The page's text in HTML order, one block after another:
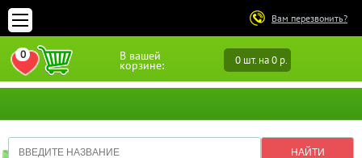
Вам перезвонить?
В вашей
корзине: 0 шт. на 0 р.
0
ПЕРЕЙТИ В ИЗБРАННОЕ